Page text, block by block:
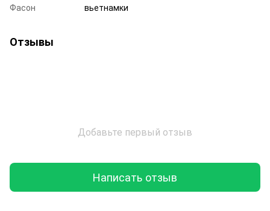
Фасон
вьетнамки
Отзывы
Добавьте первый отзыв
Написать отзыв